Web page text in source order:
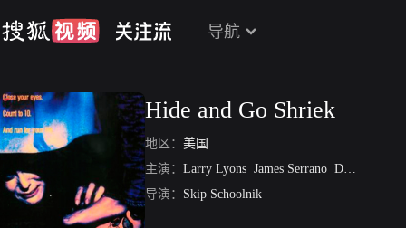
导航
Hide and Go Shriek
地区： 美国
主演： Larry Lyons James Serrano Donald Mark Spencer
导演： Skip Schoolnik